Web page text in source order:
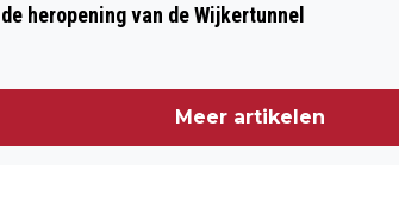
heropening van de Wijkertunnel
Meer artikelen